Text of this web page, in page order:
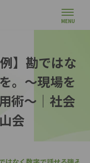
】勘ではな
。～現場を
術～｜社会
会